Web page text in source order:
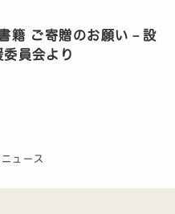
籍 ご寄贈のお願い－設
委員会より
ュース